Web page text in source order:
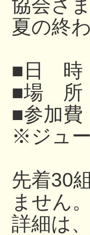
協会さ
夏の終
■日 時
■場 所
■参加
※ジュ
先着30
ません。
詳細は、